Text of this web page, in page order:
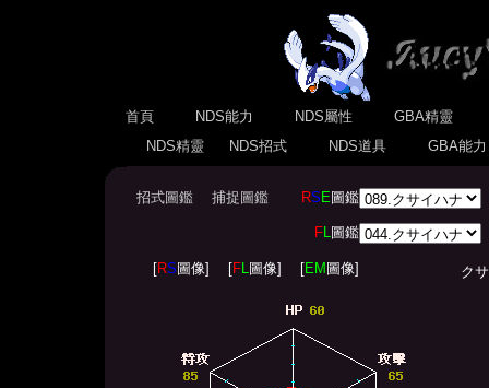
首頁 NDS能力 NDS屬性
GBA精靈
NDS精靈
NDS招式 NDS道具 GBA能
招式圖鑑 捕捉圖鑑 RS E圖鑑
FL圖鑑
[RS 圖像] [FL圖像] [EM 圖像] クサ